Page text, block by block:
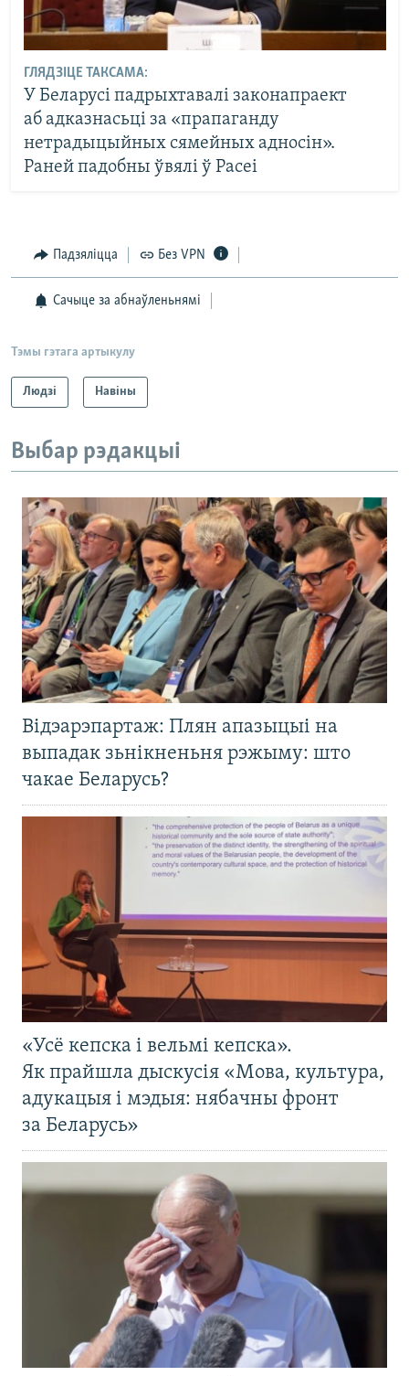
ГЛЯДЗІЦЕ ТАКСАМА:
У Беларусі падрыхтавалі законапраект
аб адказнасьці за «прапаганду
нетрадыцыйных сямейных адносін».
Раней падобны ўвялі ў Расеі
Падзяліцца Без VPN
Сачыце за абнаўленьнямі
Тэмы гэтага артыкулу
Людзі Навіны
Выбар рэдакцыі
Відэарэпартаж: Плян апазыцыі на
выпадак зьнікненьня рэжыму: што
чакае Беларусь?
«Усё кепска і вельмі кепска».
Як прайшла дыскусія «Мова, культура,
адукацыя і мэдыя: нябачны фронт
за Беларусь»